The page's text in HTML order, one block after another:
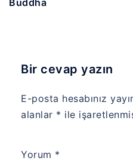
Bir cevap yazın
E-posta hesabınız
alanlar * ile
Yorum *